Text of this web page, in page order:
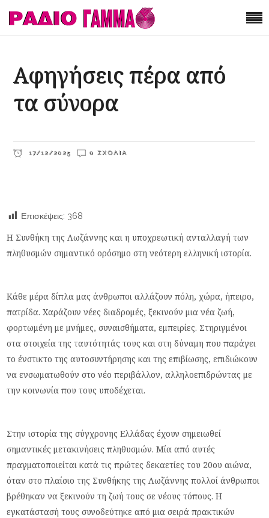
Αφηγήσεις πέρα από
τα σύνορα
17/12/2025 0 ΣΧΌΛΙΑ
Επισκέψεις: 368
Η Συνθήκη της Λωζάννης και η υποχρεωτική ανταλλαγή των
πληθυσμών σημαντικό ορόσημο στη νεότερη ελληνική ιστορία.
Κάθε μέρα δίπλα μας άνθρωποι αλλάζουν πόλη, χώρα, ήπειρο,
πατρίδα. Χαράζουν νέες διαδρομές, ξεκινούν μια νέα ζωή,
φορτωμένη με μνήμες, συναισθήματα, εμπειρίες. Στηριγμένοι
στα στοιχεία της ταυτότητάς τους και στη δύναμη που παράγει
το ένστικτο της αυτοσυντήρησης και της επιβίωσης, επιδιώκουν
να ενσωματωθούν στο νέο περιβάλλον, αλληλοεπιδρώντας με
την κοινωνία που τους υποδέχεται.
Στην ιστορία της σύγχρονης Ελλάδας έχουν σημειωθεί
σημαντικές μετακινήσεις πληθυσμών. Μία από αυτές
πραγματοποιείται κατά τις πρώτες δεκαετίες του 20ου αιώνα,
όταν στο πλαίσιο της Συνθήκης της Λωζάννης πολλοί άνθρωποι
βρέθηκαν να ξεκινούν τη ζωή τους σε νέους τόπους. Η
εγκατάστασή τους συνοδεύτηκε από μια σειρά πρακτικών